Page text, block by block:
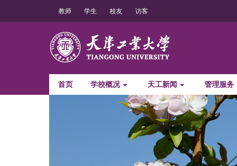
教师 学生 校友 访客
首页 学校概况 天工新闻 管理服务